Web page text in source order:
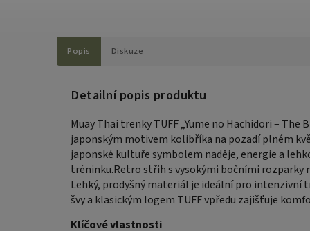
Popis Diskuze
Detailní popis produktu
Muay Thai trenky TUFF „Yume no Hachidori –
japonským motivem kolibříka na pozadí plném
japonské kultuře symbolem naděje, energie a
tréninku.Retro střih s vysokými bočními
Lehký, prodyšný materiál je ideální pro intenzivní
švy a klasickým logem TUFF vpředu zajišťuje
Klíčové vlastnosti